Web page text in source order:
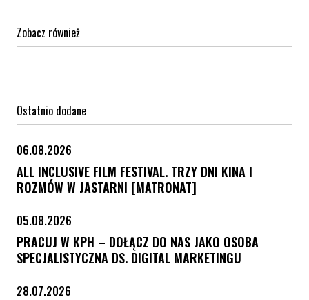
Zobacz również
Ostatnio dodane
06.08.2026
ALL INCLUSIVE FILM FESTIVAL. TRZY DNI KINA I
ROZMÓW W JASTARNI [MATRONAT]
05.08.2026
PRACUJ W KPH – DOŁĄCZ DO NAS JAKO OSOBA
SPECJALISTYCZNA DS. DIGITAL MARKETINGU
28.07.2026